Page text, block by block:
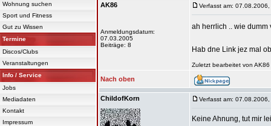
Wohnung suchen
Sport und Fitness
Gut zu Wissen
Termine
Discos/Clubs
Veranstaltungen
Info / Service
Jobs
Mediadaten
Kontakt
Impressum
AK86
Anmeldungsdatum:
07.03.2005
Beiträge: 8
Verfasst am:
ah herrlich .. wie dumm
Hab dne Link jez mal
Zuletzt bearbeitet von
Nach oben
ChildofKorn Verfasst am:
Keine Ahnung, tut mir